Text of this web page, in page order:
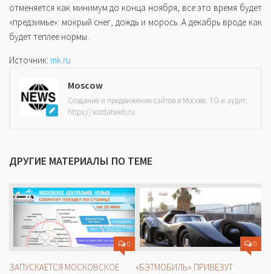
отменяется как минимум до конца ноября, все это время будет
«предзимье»: мокрый снег, дождь и морось. А декабрь вроде как
будет теплее нормы.
Источник: mk.ru
Moscow
Создание и продвижение сайтов в Москве. ТО и аудит.
https://sozdatweb.ru
ДРУГИЕ МАТЕРИАЛЫ ПО ТЕМЕ
0
ЗАПУСКАЕТСЯ МОСКОВСКОЕ
0
«БЭТМОБИЛЬ» ПРИВЕЗУТ